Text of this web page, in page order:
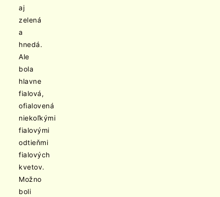
aj
zelená
a
hnedá.
Ale
bola
hlavne
fialová,
ofialovená
niekoľkými
fialovými
odtieňmi
fialových
kvetov.
Možno
boli